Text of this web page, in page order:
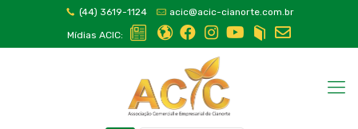
(44) 3619-1124 acic@acic-cianorte.com.br
Mídias ACIC: